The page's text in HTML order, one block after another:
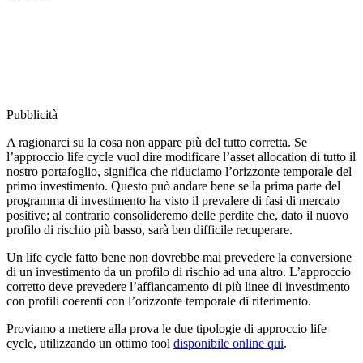
Pubblicità
A ragionarci su la cosa non appare più del tutto corretta. Se
l’approccio life cycle vuol dire modificare l’asset allocation di tutto il
nostro portafoglio, significa che riduciamo l’orizzonte temporale del
primo investimento. Questo può andare bene se la prima parte del
programma di investimento ha visto il prevalere di fasi di mercato
positive; al contrario consolideremo delle perdite che, dato il nuovo
profilo di rischio più basso, sarà ben difficile recuperare.
Un life cycle fatto bene non dovrebbe mai prevedere la conversione
di un investimento da un profilo di rischio ad una altro. L’approccio
corretto deve prevedere l’affiancamento di più linee di investimento
con profili coerenti con l’orizzonte temporale di riferimento.
Proviamo a mettere alla prova le due tipologie di approccio life
cycle, utilizzando un ottimo tool disponibile online qui.